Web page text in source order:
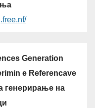
Generation
e Referencave
генерирање на